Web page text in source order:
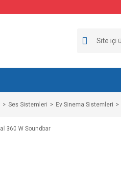
Ses Sistemleri Ev Sinema Sistemleri